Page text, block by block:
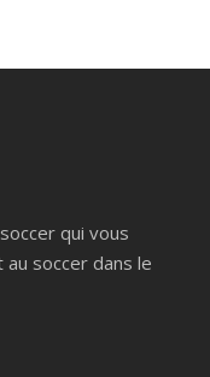
qui vous
soccer dans le